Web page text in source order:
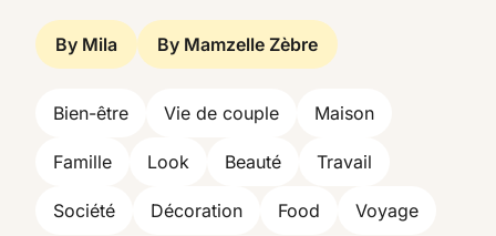
By Mila By Mamzelle Zèbre
Bien-être Vie de couple Maison
Famille Look Beauté Travail
Société Décoration Food Voyage